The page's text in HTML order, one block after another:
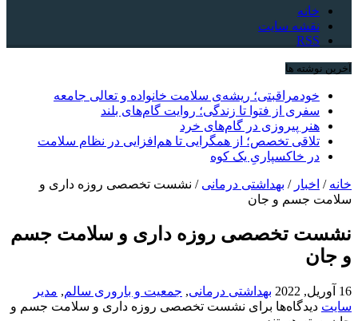
خانه
نقشه سایت
RSS
آخرین نوشته ها
خودمراقبتی؛ ریشه‌ی سلامت خانواده و تعالی جامعه
سفری از فتوا تا زندگی؛ روایت گام‌های بلند
هنر پیروزی در گام‌های خرد
تلاقی تخصص؛ از همگرایی تا هم‌افزایی در نظام سلامت
در خاکسپاریِ یک کوه
خانه / اخبار / بهداشتی درمانی / نشست تخصصی روزه داری و
سلامت جسم و جان
نشست تخصصی روزه داری و سلامت جسم
و جان
16 آوریل, 2022 بهداشتی درمانی, جمعیت و باروری سالم, مدیر
سایت دیدگاه‌ها برای نشست تخصصی روزه داری و سلامت جسم و